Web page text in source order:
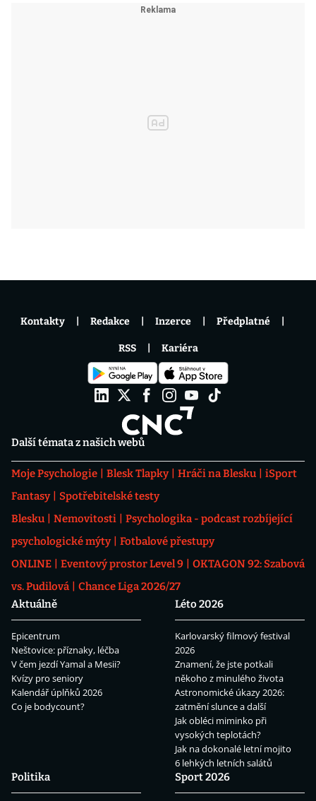
Další témata z našich webů
Moje Psychologie Blesk Tlapky Hráči na Blesku
iSport
Fantasy
Spotřebitelské testy
Blesku
Nemovitosti
Psychologika - podcast rozbíjející
psychologické mýty
Fotbalové přestupy
ONLINE
Eventový prostor Level 9
OKTAGON 92: Szabová
vs. Pudilová
Chance Liga 2026/27
Aktuálně
Epicentrum
Neštovice: příznaky, léčba
V čem jezdí Yamal a Mesii?
Kvízy pro seniory
Kalendář úplňků 2026
Co je bodycount?
Léto 2026
Karlovarský filmový festival
2026
Znamení, že jste potkali
někoho z minulého života
Astronomické úkazy 2026:
zatmění slunce a další
Jak obléci miminko při
vysokých teplotách?
Jak na dokonalé letní mojito
6 lehkých letních salátů
Politika
Sport 2026
Kontakty Redakce Inzerce Předplatné
RSS Kariéra